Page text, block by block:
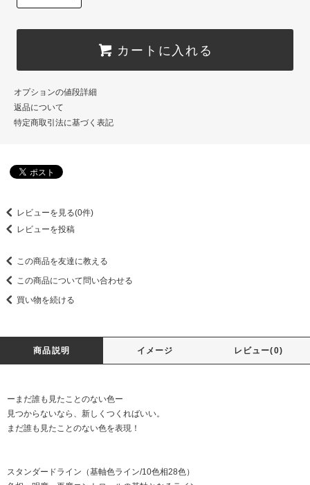
カートに入れる
オプションの値段詳細
返品について
特定商取引法に基づく表記
レビューを見る(0件)
レビューを投稿
この商品を友達に教える
この商品について問い合わせる
買い物を続ける
商品説明 イメージ レビュー(0)
ーまだ誰も見たことのない色ー
見つからないなら、新しくつくればいい。
まだ誰も見たことのない色を表現！
スタンダードライン（基軸色ライン/10色相28色）